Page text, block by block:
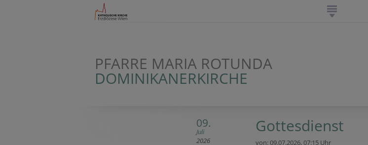
PFARRE MARIA ROTUNDA
DOMINIKANERKIRCHE
09.
Juli
2026
Gottesdienst
von: 09.07.2026,07:15 Uhr